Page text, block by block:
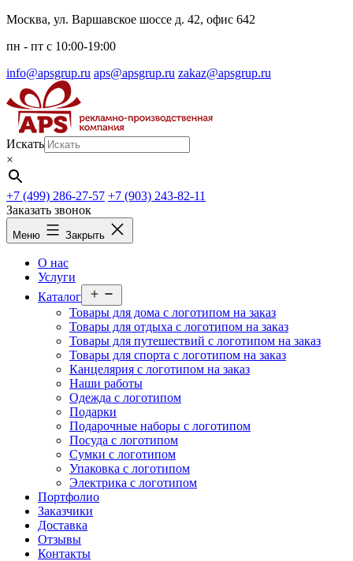
Перейти
содержимому
Москва, ул. Варшавское шоссе д. 42, офис 642
пн - пт c 10:00-19:00
info@apsgrup.ru aps@apsgrup.ru zakaz@apsgrup.ru
Искать
×
+7 (499) 286-27-57 +7 (903) 243-82-11
Заказать звонок
Меню Закрыть
О нас
Услуги
Каталог
меню
Товары для дома с логотипом на заказ
Товары для отдыха с логотипом на заказ
Товары для путешествий с логотипом на заказ
Товары для спорта с логотипом на заказ
Канцелярия с логотипом на заказ
Наши работы
Одежда с логотипом
Подарки
Подарочные наборы с логотипом
Посуда с логотипом
Сумки с логотипом
Упаковка с логотипом
Электрика с логотипом
Портфолио
Заказчики
Доставка
Отзывы
Контакты